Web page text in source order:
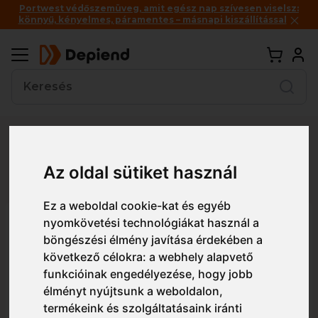
Az oldal sütiket használ
Ez a weboldal cookie-kat és egyéb
nyomkövetési technológiákat használ a
böngészési élmény javítása érdekében a
következő célokra:a webhely alapvető
funkcióinak engedélyezése, hogy jobb
élményt nyújtsunk a weboldalon,
termékeink és szolgáltatásaink iránti
Portwest védőszemüveg, amit egész nap szívesen viselsz:
könnyű, kényelmes, páramentes – másnapi kiszállítással
Részletes nézet Egyszerű nézet
ADL521 Malfini Performance női
kabát